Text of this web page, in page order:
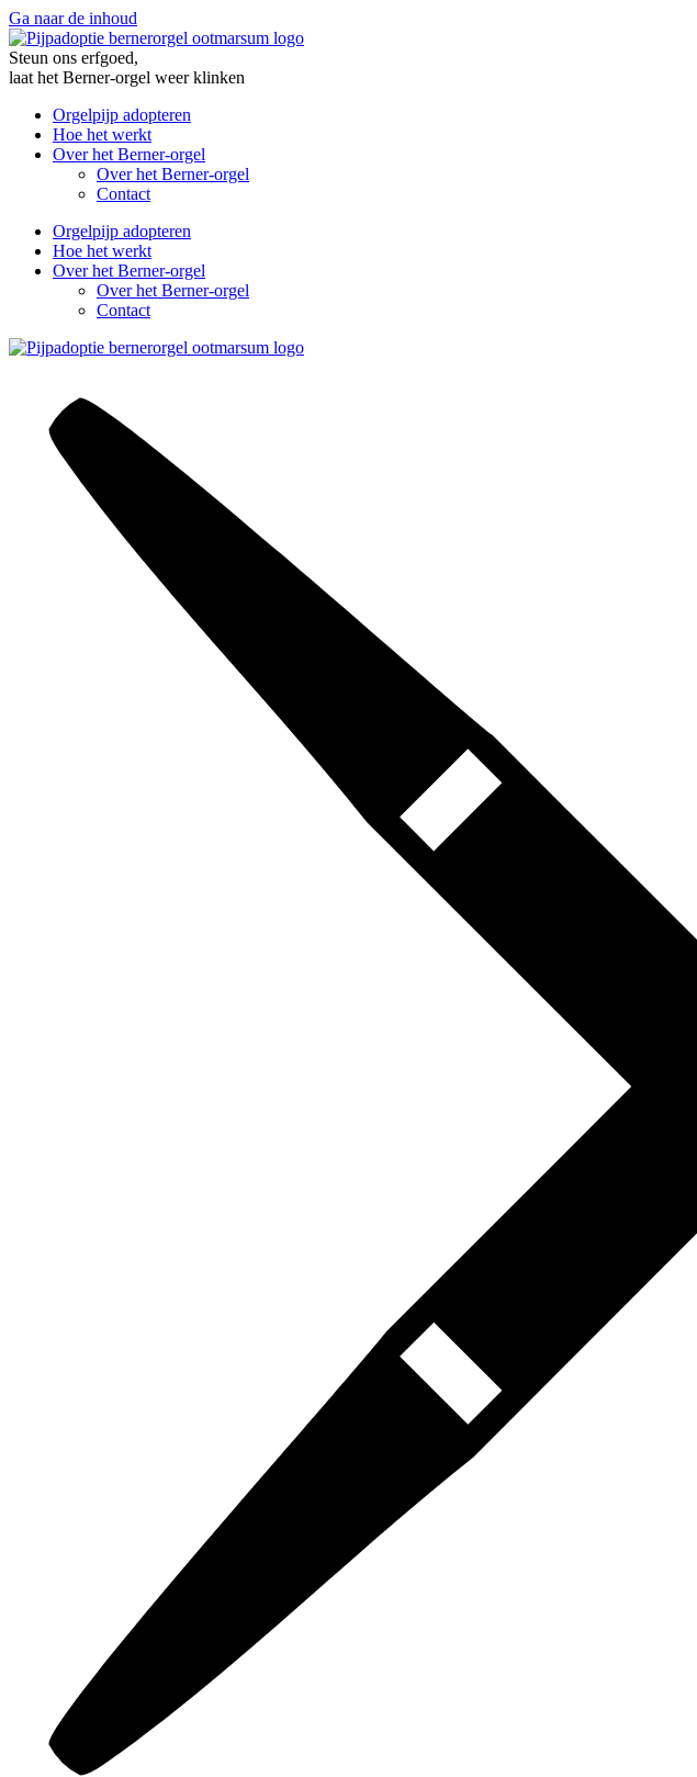
Ga naar de inhoud
Steun ons erfgoed,
laat het Berner-orgel weer klinken
Orgelpijp adopteren
Hoe het werkt
Over het Berner-orgel
Over het Berner-orgel
Contact
Orgelpijp adopteren
Hoe het werkt
Over het Berner-orgel
Over het Berner-orgel
Contact